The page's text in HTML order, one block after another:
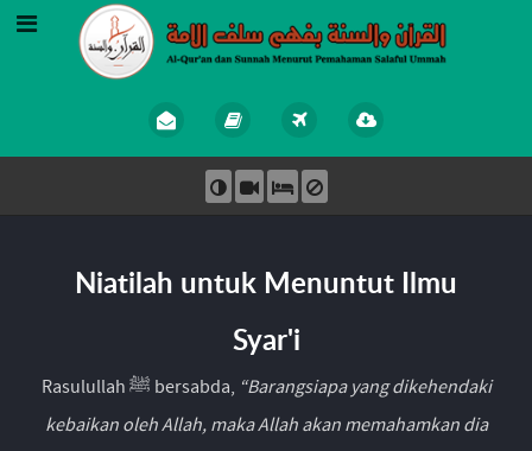
Niatilah untuk Menuntut Ilmu
Syar'i
Rasulullah ﷺ bersabda, “Barangsiapa yang dikehendaki
kebaikan oleh Allah, maka Allah akan memahamkan dia